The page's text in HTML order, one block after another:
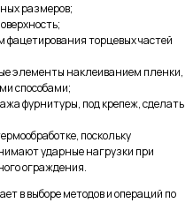
размеров;
фацетирования торцевых частей
элементы наклеиванием пленки,
способами;
фурнитуры, под крепеж, сделать
поскольку
ударные нагрузки при
ограждения.
в выборе методов и операций по